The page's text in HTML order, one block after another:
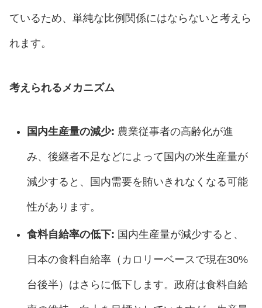
ているため、単純な比例関係にはならないと考えら
れます。
考えられるメカニズム
国内生産量の減少: 農業従事者の高齢化が進
み、後継者不足などによって国内の米生産量が
減少すると、国内需要を賄いきれなくなる可能
性があります。
食料自給率の低下: 国内生産量が減少すると、
日本の食料自給率（カロリーベースで現在30%
台後半）はさらに低下します。政府は食料自給